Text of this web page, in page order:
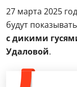
27 марта 2025
будут показывать
с дикими
Удаловой.